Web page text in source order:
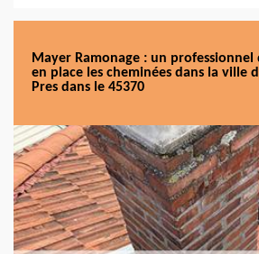
Mayer Ramonage : un
en place les cheminées dans la ville
Pres dans le 45370